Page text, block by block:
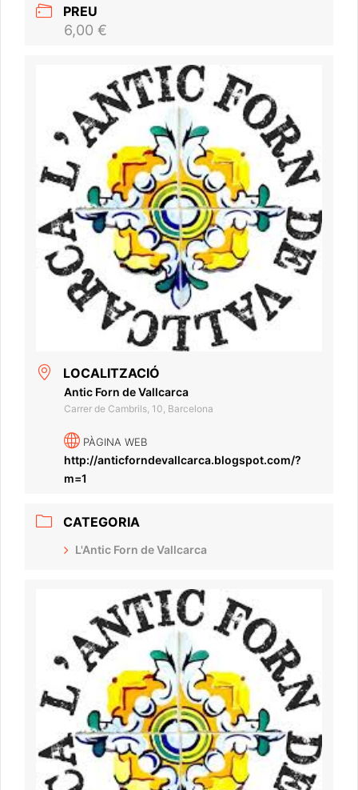
PREU
6,00 €
LOCALITZACIÓ
Antic Forn de Vallcarca
Carrer de Cambrils, 10, Barcelona
PÀGINA WEB
http://anticforndevallcarca.blogspot.com/?
m=1
CATEGORIA
L'Antic Forn de Vallcarca